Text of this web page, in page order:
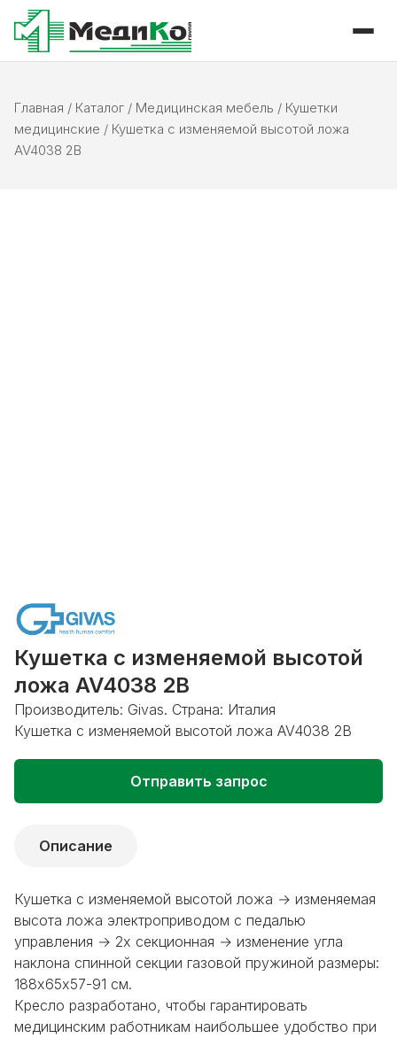
Главная / Каталог / Медицинская мебель / Кушетки
медицинские / Кушетка с изменяемой высотой ложа
AV4038 2В
Кушетка с изменяемой высотой
ложа AV4038 2В
Производитель: Givas. Страна: Италия
Кушетка с изменяемой высотой ложа AV4038 2В
Отправить запрос
Описание
Кушетка с изменяемой высотой ложа → изменяемая
высота ложа электроприводом с педалью
управления → 2х секционная → изменение угла
наклона спинной секции газовой пружиной размеры:
188х65х57-91 см.
Кресло разработано, чтобы гарантировать
медицинским работникам наибольшее удобство при